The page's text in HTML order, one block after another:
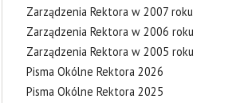
Zarządzenia Rektora w 2007 roku
Zarządzenia Rektora w 2006 roku
Zarządzenia Rektora w 2005 roku
Pisma Okólne Rektora 2026
Pisma Okólne Rektora 2025